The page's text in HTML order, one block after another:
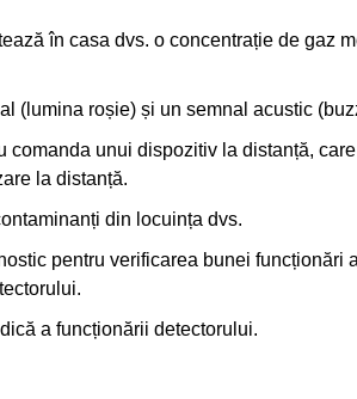
în casa dvs. o concentrație de gaz
(lumina roșie) și un semnal acustic
comanda unui dispozitiv la distanță,
la distanță.
din locuința dvs.
pentru verificarea bunei
a funcționării detectorului.